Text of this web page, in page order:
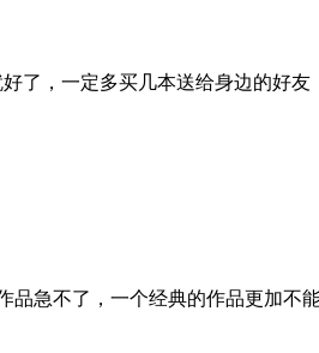
了，一定多买几本送给身边的好友
急不了，一个经典的作品更加不